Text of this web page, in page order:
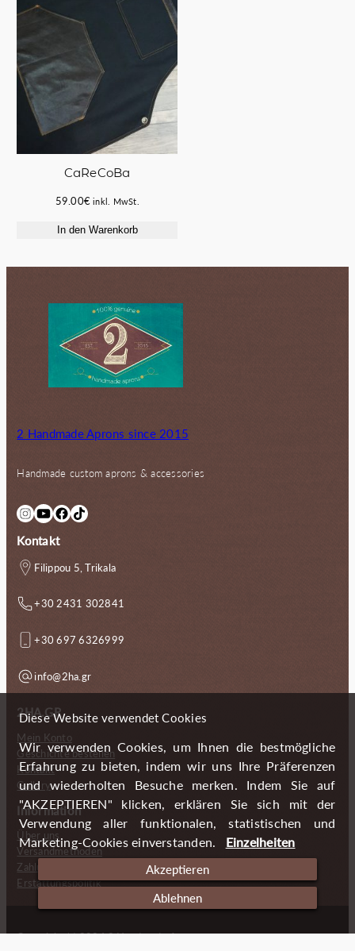
CaReCoBa
59.00€ inkl. MwSt.
In den Warenkorb
2 Handmade Aprons since 2015
Handmade custom aprons & accessories
InstagramYouTube Facebook TikTok
Kontakt
Filippou 5, Trikala
+30 2431 302841
+30 697 6326999
info@2ha.gr
2HA.GR
Mein Konto
Geschichte bestellen
Kontakt
Gallery
Information
Über uns
Versandmethoden
Zahlungsmöglichkeiten
Erstattungspolitik
Copyright (c) 2024 2 Handmade Aprons
Diese Website verwendet Cookies
Wir verwenden Cookies, um Ihnen die bestmögliche
Erfahrung zu bieten, indem wir uns Ihre Präferenzen
und wiederholten Besuche merken. Indem Sie auf
"AKZEPTIEREN" klicken, erklären Sie sich mit der
Verwendung aller funktionalen, statistischen und
Marketing-Cookies einverstanden.
Einzelheiten
Akzeptieren
Ablehnen